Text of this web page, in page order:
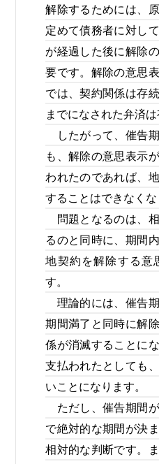
解除するためには、
定めて債務者に対し
が経過した後に解除
要です。解除の意思
では、契約関係は存
までになされた弁済は
したがって、催告
も、解除の意思表示
われたのであれば、
することはできなくな
問題となるのは、
るのと同時に、期間
地契約を解除する意
す。
理論的には、催告期
期間満了と同時に解
係が消滅することに
支払われたとしても
いことになります。
ただし、催告期間
で絶対的な期間が決
相対的な判断です。